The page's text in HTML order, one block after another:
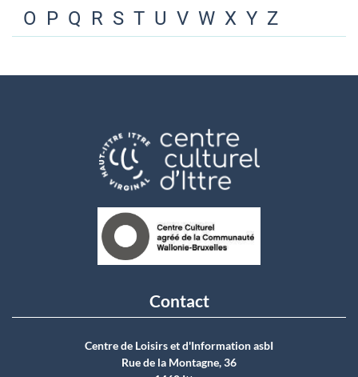
O P Q R S T U V W X Y Z
Contact
Centre de Loisirs et d'Information asbI
Rue de la Montagne, 36